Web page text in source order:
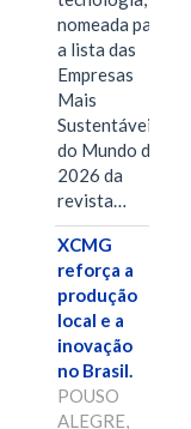
nomeada para
a lista das
Empresas
Mais
Sustentáveis
do Mundo de
2026 da
revista…
XCMG
reforça a
produção
local e a
inovação
no Brasil.
POUSO
ALEGRE,